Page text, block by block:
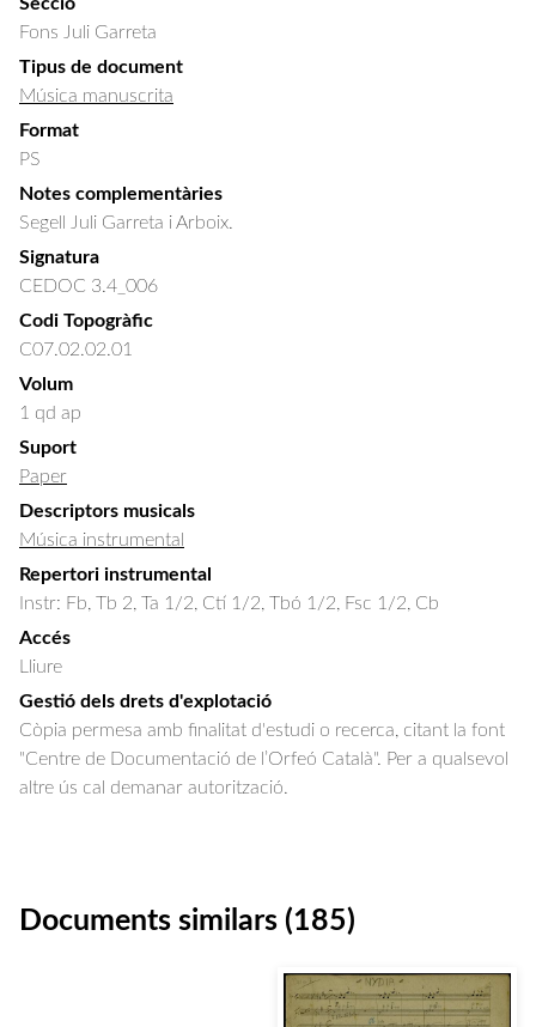
Fons Juli Garreta
Tipus de document
Música manuscrita
Format
PS
Notes complementàries
Segell Juli Garreta i Arboix.
Signatura
CEDOC 3.4_006
Codi Topogràfic
C07.02.02.01
Volum
1 qd ap
Suport
Paper
Descriptors musicals
Música instrumental
Repertori instrumental
Instr: Fb, Tb 2, Ta 1/2, Ctí 1/2, Tbó 1/2, Fsc 1/2, Cb
Accés
Lliure
Gestió dels drets d'explotació
Còpia permesa amb finalitat d'estudi o recerca, citant la font
"Centre de Documentació de l’Orfeó Català". Per a qualsevol
altre ús cal demanar autorització.
Documents similars (185)